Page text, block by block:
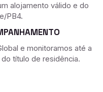
alojamento válido e do
PB4.
e monitoramos até a
título de residência.